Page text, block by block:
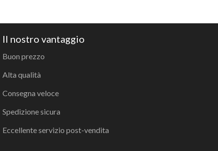
Il nostro vantaggio
Buon prezzo
Alta qualità
Consegna veloce
Spedizione sicura
Eccellente servizio post-vendita